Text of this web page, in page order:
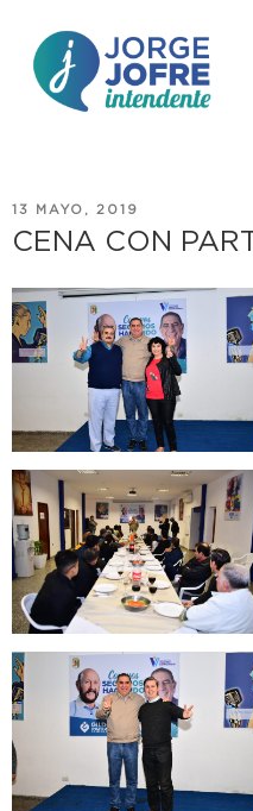
contenido
JORGE
Jorge Jofre – descripción
PUBLICADO
EL
13 MAYO, 2019
CENA CON